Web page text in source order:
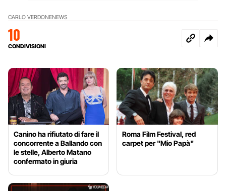
CARLO VERDONENEWS
10
CONDIVISIONI
Canino ha rifiutato di fare il
concorrente a Ballando con
le stelle, Alberto Matano
confermato in giuria
Roma Film Festival, red
carpet per "Mio Papà"